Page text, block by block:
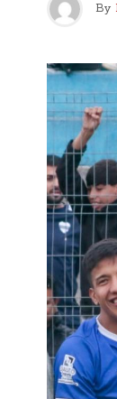
By